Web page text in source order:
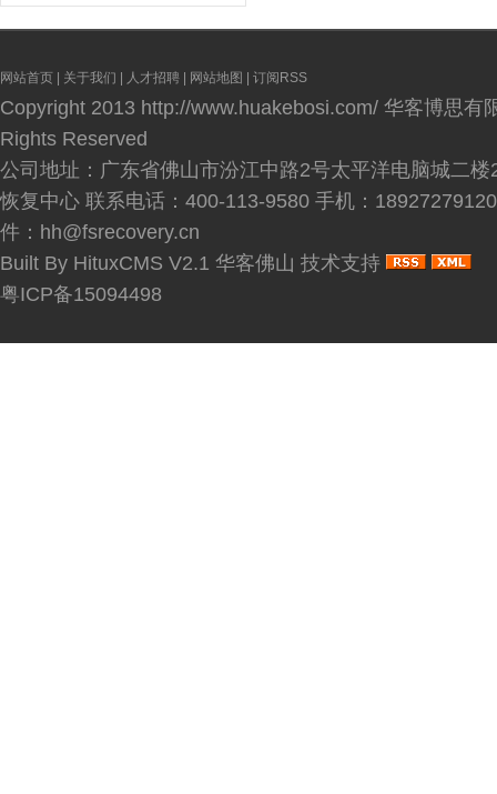
网站首页 关于我们 人才招聘 网站地图 订阅RSS
Copyright 2013 http://www.huakebosi.com/ 华客博思有
Rights Reserved
公司地址：广东省佛山市汾江中路2号太平洋电脑城二
恢复中心 联系电话：400-113-9580 手机：
件：hh@fsrecovery.cn
Built By HituxCMS V2.1 华客佛山 技术支持
粤ICP备15094498